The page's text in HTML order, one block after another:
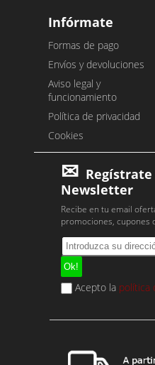
Infórmate
Formas de pago
Envíos y devoluciones
Aviso legal y
funcionamiento
Política de privacidad
Cookies
Newsletter
Recibe en tu email
promociones, cupones
Acepto la política